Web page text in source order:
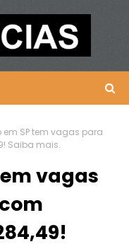
em SP tem vagas para
Saiba mais.
vagas